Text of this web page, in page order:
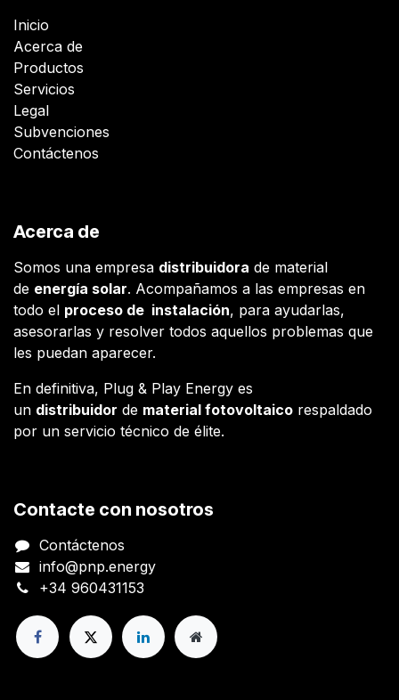
Inicio
Acerca de
Productos
Servicios
Legal
Subvenciones
Contáctenos
Acerca de
Somos una empresa distribuidora de material
de energía solar. Acompañamos a las empresas en
todo el proceso de instalación, para ayudarlas,
asesorarlas y resolver todos aquellos problemas que
les puedan aparecer.
En definitiva, Plug & Play Energy es
un distribuidor de material fotovoltaico respaldado
por un servicio técnico de élite.
Contacte con nosotros
Contáctenos
info@pnp.energy
+34 960431153